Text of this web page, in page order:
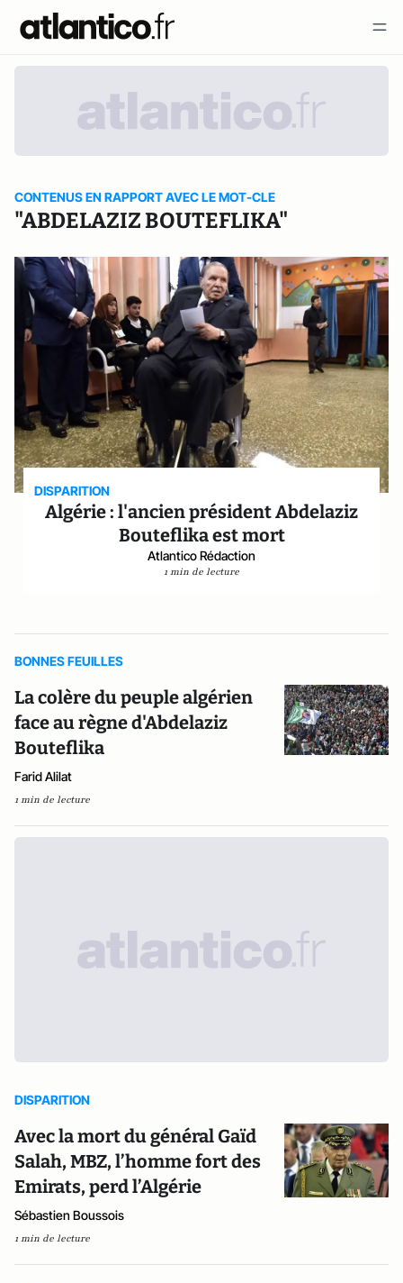
CONTENUS EN RAPPORT AVEC LE MOT-CLE
"ABDELAZIZ BOUTEFLIKA"
DISPARITION
Algérie : l'ancien président Abdelaziz
Bouteflika est mort
Atlantico Rédaction
1 min de lecture
BONNES FEUILLES
La colère du peuple algérien
face au règne d'Abdelaziz
Bouteflika
Farid Alilat
1 min de lecture
DISPARITION
Avec la mort du général Gaïd
Salah, MBZ, l’homme fort des
Emirats, perd l’Algérie
Sébastien Boussois
1 min de lecture